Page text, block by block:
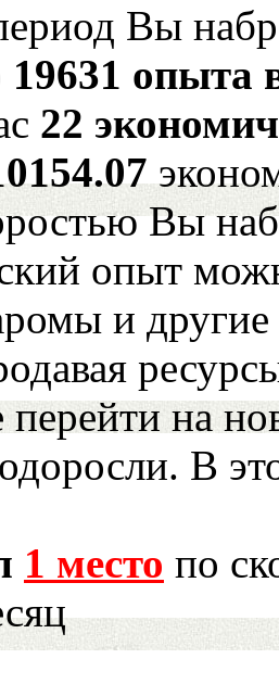
Вы
19631 опыта
22
Вы
опыт
и другие
перейти на
В
1 место по